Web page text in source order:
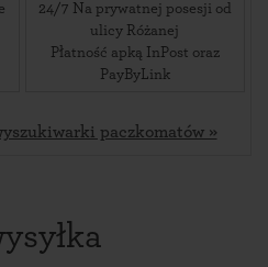
24/7 Na prywatnej posesji od
ulicy Różanej
Płatność apką InPost oraz
PayByLink
paczkomatów »